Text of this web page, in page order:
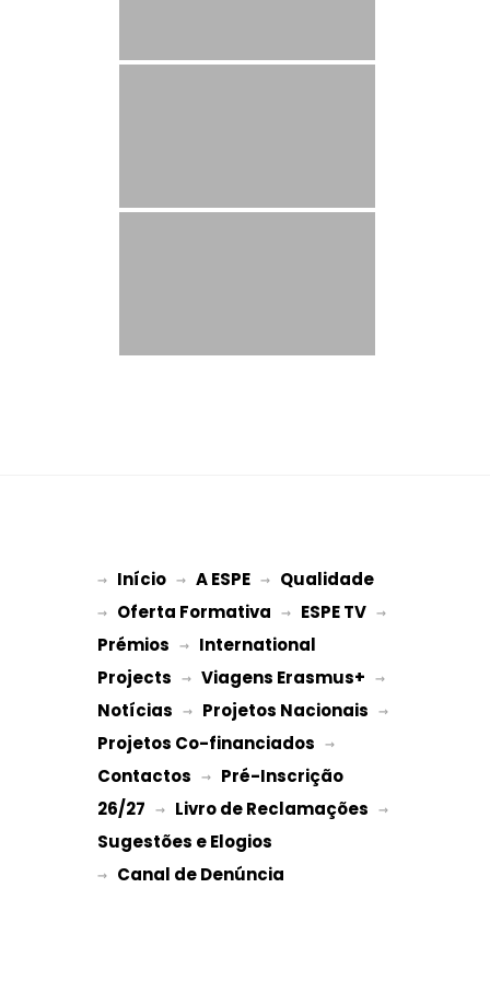
→ Início → A ESPE → Qualidade
→ Oferta Formativa → ESPE TV
Prémios → International
Projects → Viagens Erasmus+
Notícias → Projetos Nacionais
Projetos Co-financiados
Contactos → Pré-Inscrição
26/27 → Livro de Reclamações
Sugestões e Elogios
→